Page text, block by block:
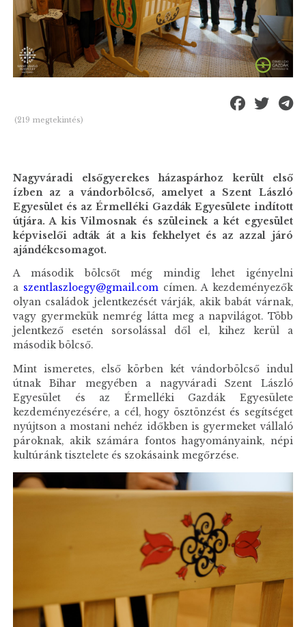
(219 megtekintés)
Nagyváradi elsőgyerekes házaspárhoz került első
ízben az a vándorbölcső, amelyet a Szent László
Egyesület és az Érmelléki Gazdák Egyesülete indított
útjára. A kis Vilmosnak és szüleinek a két egyesület
képviselői adták át a kis fekhelyet és az azzal járó
ajándékcsomagot.
A második bölcsőt még mindig lehet igényelni
a szentlaszloegy@gmail.comcímen. A kezdeményezők
olyan családok jelentkezését várják, akik babát várnak,
vagy gyermekük nemrég látta meg a napvilágot. Több
jelentkező esetén sorsolással dől el, kihez kerül a
második bölcső.
Mint ismeretes, első körben két vándorbölcső indul
útnak Bihar megyében a nagyváradi Szent László
Egyesület és az Érmelléki Gazdák Egyesülete
kezdeményezésére, a cél, hogy ösztönzést és segítséget
nyújtson a mostani nehéz időkben is gyermeket vállaló
pároknak, akik számára fontos hagyományaink, népi
kultúránk tisztelete és szokásaink megőrzése.